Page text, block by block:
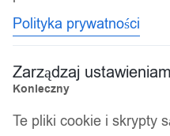
Polityka prywatności
Zarządzaj
Konieczny
Te pliki cookie i skrypty